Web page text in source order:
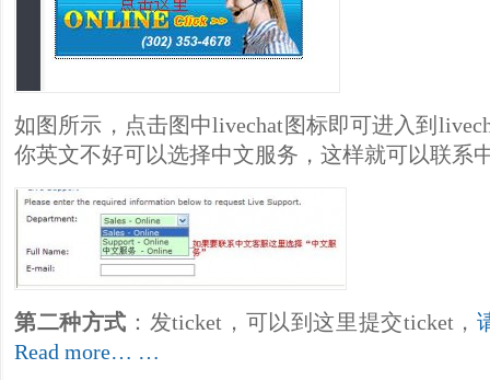
如图所示，点击图中livechat图标即可进入到
你英文不好可以选择中文服务，这样就可以联系
第二种方式 ：发ticket，可以到这里提交ticket，
Read more… …